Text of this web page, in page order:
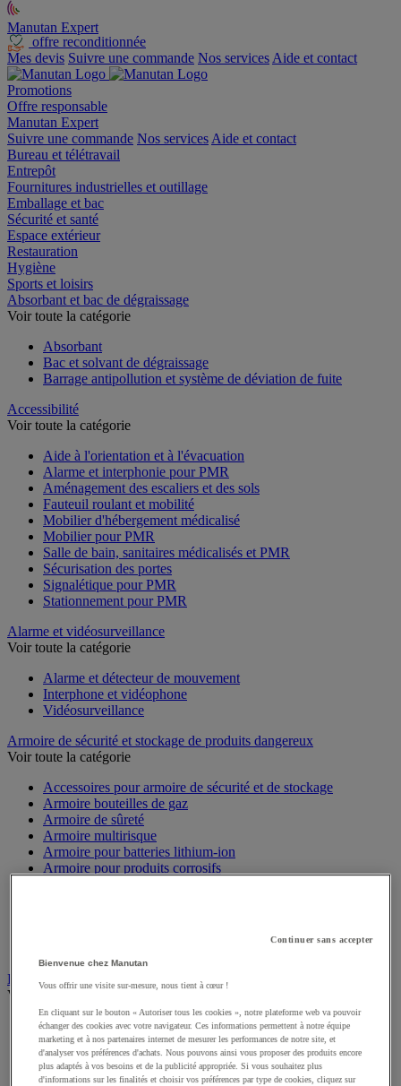
Manutan Expert
offre reconditionnée
Mes devis Suivre une commande Nos services Aide et contact
Promotions
Offre responsable
Manutan Expert
Suivre une commande Nos services Aide et contact
Bureau et télétravail
Entrepôt
Fournitures industrielles et outillage
Emballage et bac
Sécurité et santé
Espace extérieur
Restauration
Hygiène
Sports et loisirs
Absorbant et bac de dégraissage
Voir toute la catégorie
Absorbant
Bac et solvant de dégraissage
Barrage antipollution et système de déviation de fuite
Accessibilité
Voir toute la catégorie
Aide à l'orientation et à l'évacuation
Alarme et interphonie pour PMR
Aménagement des escaliers et des sols
Fauteuil roulant et mobilité
Mobilier d'hébergement médicalisé
Mobilier pour PMR
Salle de bain, sanitaires médicalisés et PMR
Sécurisation des portes
Signalétique pour PMR
Stationnement pour PMR
Alarme et vidéosurveillance
Voir toute la catégorie
Alarme et détecteur de mouvement
Interphone et vidéophone
Vidéosurveillance
Armoire de sécurité et stockage de produits dangereux
Voir toute la catégorie
Accessoires pour armoire de sécurité et de stockage
Armoire bouteilles de gaz
Armoire de sûreté
Armoire multirisque
Armoire pour batteries lithium-ion
Armoire pour produits corrosifs
Bac de rétention et matériel de rétention
Voir toute la catégorie
Bac de laboratoire
Bac de rétention
Box de stockage
Cabine de stockage pour bouteille de gaz
Continuer sans accepter
Bienvenue chez Manutan
Vous offrir une visite sur-mesure, nous tient à cœur !
En cliquant sur le bouton « Autoriser tous les cookies », notre plateforme web va pouvoir
échanger des cookies avec votre navigateur. Ces informations permettent à notre équipe
marketing et à nos partenaires internet de mesurer les performances de notre site, et
d'analyser vos préférences d'achats. Nous pouvons ainsi vous proposer des produits encore
plus adaptés à vos besoins et de la publicité appropriée. Si vous souhaitez plus
d'informations sur les finalités et choisir vos préférences par type de cookies, cliquez sur